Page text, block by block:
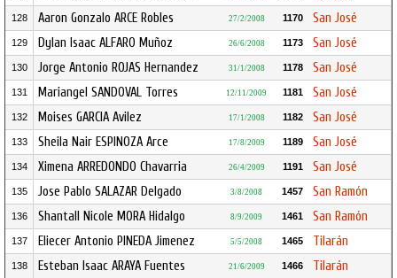
128 Aaron Gonzalo ARCE Robles 27/2/2008 1170 San José
129 Dylan Isaac ALFARO Muñoz 26/6/2008 1173 San José
130 Jorge Antonio ROJAS Hernandez 31/1/2008 1178 San José
131 Mariangel SANDOVAL Torres 12/11/2009 1181 San José
132 Moises GARCIA Avilez 17/1/2008 1182 San José
133 Sheila Nair ESPINOZA Arce 17/8/2009 1189 San José
134 Ximena ARREDONDO Chavarria 26/4/2009 1191 San José
135 Jose Pablo SALAZAR Delgado 3/8/2008 1457 San Ramón
136 Shantall Nicole MORA Hidalgo 8/9/2009 1461 San Ramón
137 Eliecer Antonio PINEDA Jimenez 5/5/2008 1465 Tilarán
138 Esteban Isaac ARAYA Fuentes 21/6/2009 1466 Tilarán